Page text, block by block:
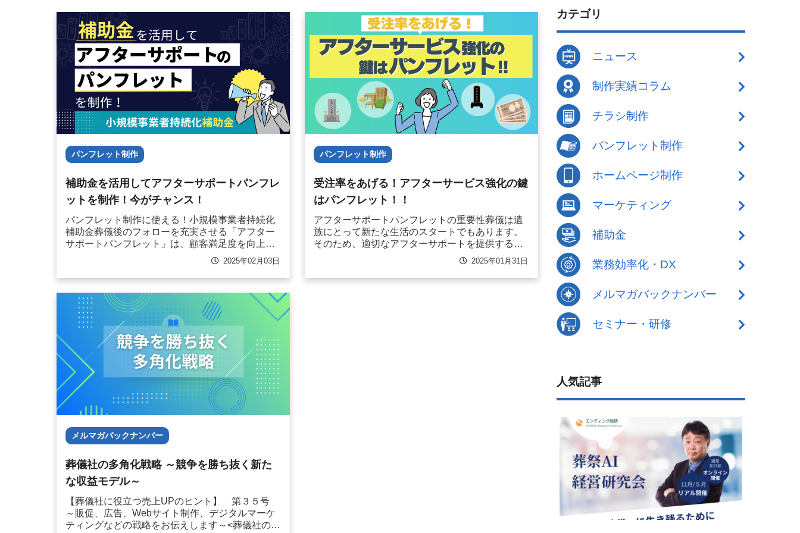
パンフレット制作
補助金を活用してアフターサポートパンフレ
ットを制作！今がチャンス！
パンフレット制作に使える！小規模事業者持続化
補助金葬儀後のフォローを充実させる「アフター
サポートパンフレット」は、顧客満足度を向上さ
せ、リピート利用や口コミにつながる重要なツー
ルです。しかし、制作費用がネックで導入を見送
っている葬儀社様も多...
2025年02月03日
パンフレット制作
受注率をあげる！アフターサービス強化の鍵
はパンフレット！！
アフターサポートパンフレットの重要性葬儀は遺
族にとって新たな生活のスタートでもあります。
そのため、適切なアフターサポートを提供するこ
とが、遺族の不安を解消し、信頼関係を築く大切
な機会となります。このサポートを形にして効果
的に届けるツールが「...
2025年01月31日
メルマガバックナンバー
葬儀社の多角化戦略 ～競争を勝ち抜く新た
な収益モデル～
【葬儀社に役立つ売上UPのヒント】 第３５号
～販促、広告、Webサイト制作、デジタルマーケ
ティングなどの戦略をお伝えします～<葬儀社の多
カテゴリ
ニュース
制作実績コラム
チラシ制作
パンフレット制作
ホームページ制作
マーケティング
補助金
業務効率化・DX
メルマガバックナンバー
セミナー・研修
人気記事